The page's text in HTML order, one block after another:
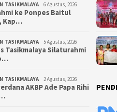
TASIKMALAYA 6 Agustus, 2026
ke Ponpes Baitul
Kap…
TASIKMALAYA 5 Agustus, 2026
Tasikmalaya Silaturahmi
TASIKMALAYA 2 Agustus, 2026
AKBP Ade Papa Rihi